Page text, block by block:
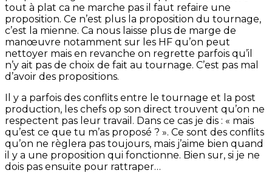
tout à plat ca ne marche pas il faut refaire une
proposition. Ce n’est plus la proposition du tournage,
c’est la mienne. Ca nous laisse plus de marge de
manœuvre notamment sur les HF qu’on peut
nettoyer mais en revanche on regrette parfois qu’il
n’y ait pas de choix de fait au tournage. C’est pas mal
d’avoir des propositions.
Il y a parfois des conflits entre le tournage et la post
production, les chefs op son direct trouvent qu’on ne
respectent pas leur travail. Dans ce cas je dis : « mais
qu’est ce que tu m’as proposé ? ». Ce sont des conflits
qu’on ne règlera pas toujours, mais j’aime bien quand
il y a une proposition qui fonctionne. Bien sur, si je ne
dois pas ensuite pour rattraper…